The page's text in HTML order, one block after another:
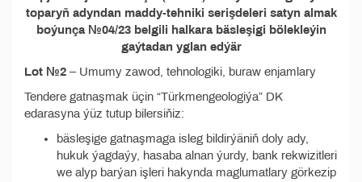
toparyň adyndan maddy-tehniki serişdeleri satyn almak
boýunça №04/23 belgili halkara bäsleşigi bölekleýin
gaýtadan yglan edýär
Lot №2 – Umumy zawod, tehnologiki, buraw enjamlary
Tendere gatnaşmak üçin “Türkmengeologiýa” DK
edarasyna ýüz tutup bilersiňiz:
bäsleşige gatnaşmaga isleg bildirýäniň doly ady,
hukuk ýagdaýy, hasaba alnan ýurdy, bank rekwizitleri
we alyp barýan işleri hakynda maglumatlary görkezip